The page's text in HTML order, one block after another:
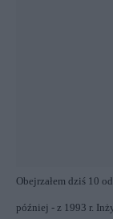
Obejrzałem dziś 10
później - z 1993 r.